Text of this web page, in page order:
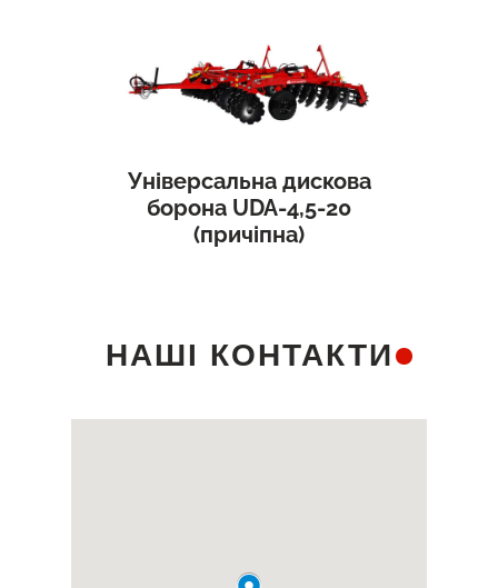
Універсальна дискова
борона UDA-4,5-20
(причіпна)
НАШІ КОНТАКТИ